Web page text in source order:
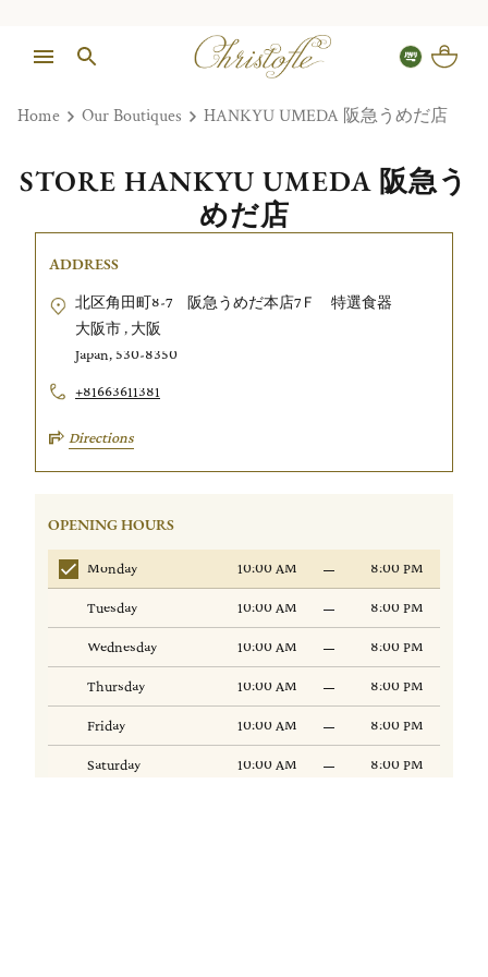
Home Our Boutiques HANKYU UMEDA 阪急うめだ店
STORE HANKYU UMEDA 阪急う
めだ店